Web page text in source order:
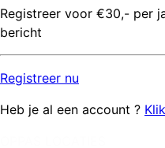
Registreer voor €30,- per
bericht
Registreer nu
Heb je al een account ?